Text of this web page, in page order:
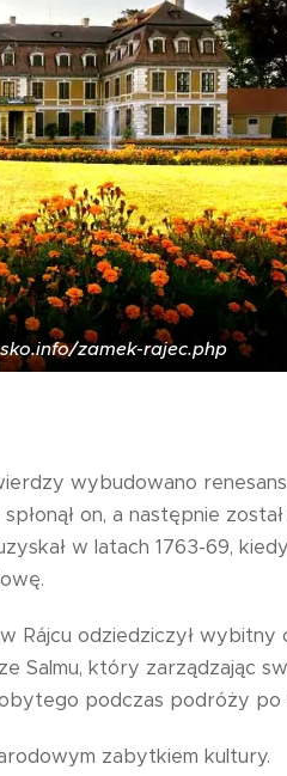
zamek-rajec.php
wybudowano
on, a następnie
w latach 1763-69,
Rájcu odziedziczył wybitny
Salmu, który zarządzając
podczas podróży po
zabytkiem kultury.